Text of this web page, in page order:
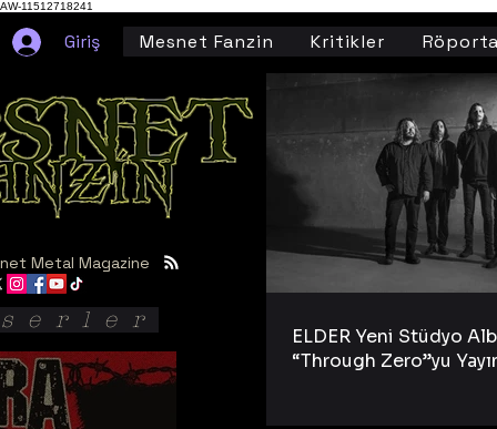
AW-11512718241
Giriş Mesnet Fanzin Kritikler
Metal Magazine
ELDER Yeni Stüdyo
“Through Zero”yu